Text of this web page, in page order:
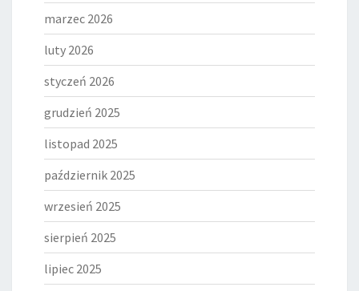
marzec 2026
luty 2026
styczeń 2026
grudzień 2025
listopad 2025
październik 2025
wrzesień 2025
sierpień 2025
lipiec 2025